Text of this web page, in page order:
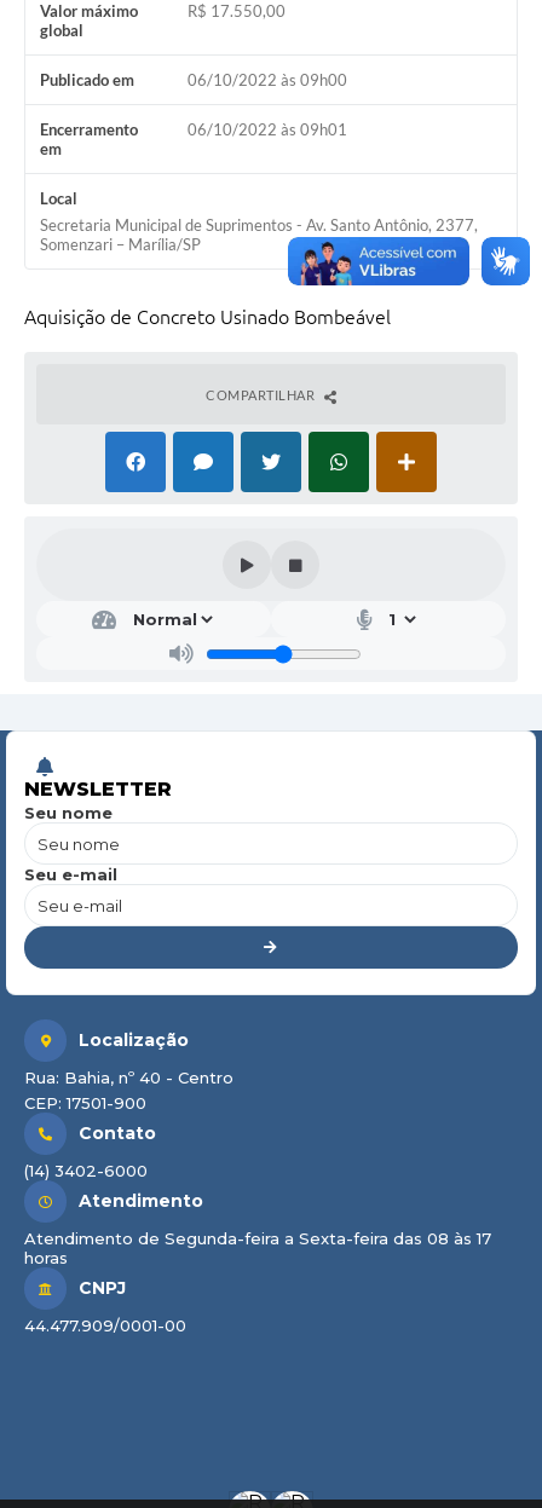
Valor máximo
global
R$ 17.550,00
Publicado em 06/10/2022 às 09h00
Encerramento
em
06/10/2022 às 09h01
Local
Secretaria Municipal de Suprimentos - Av. Santo Antônio, 2377,
Somenzari – Marília/SP
Aquisição de Concreto Usinado Bombeável
COMPARTILHAR
NEWSLETTER
Seu nome
Seu e-mail
Localização
Rua: Bahia, nº 40 - Centro
CEP: 17501-900
Contato
(14) 3402-6000
Atendimento
Atendimento de Segunda-feira a Sexta-feira das 08 às 17
horas
CNPJ
44.477.909/0001-00